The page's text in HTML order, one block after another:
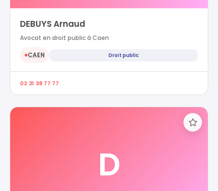
DEBUYS Arnaud
Avocat en droit public à Caen
●CAEN Droit public
02 31 38 77 77
D